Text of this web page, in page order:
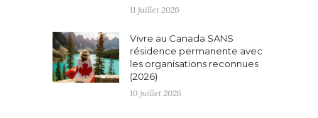
11 juillet 2026
Vivre au Canada SANS
résidence permanente avec
les organisations reconnues
(2026)
10 juillet 2026